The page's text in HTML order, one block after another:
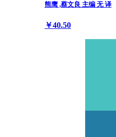
熊鹰 ,蔡文良 主编 无 译
￥40.50